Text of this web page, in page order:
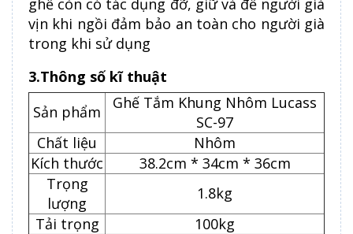
ghế còn có tác dụng đỡ, giữ và đề người già
vịn khi ngồi đảm bảo an toàn cho người già
trong khi sử dụng
3.Thông số kĩ thuật
Sản phẩm
Ghế Tắm Khung Nhôm Lucass
SC-97
Chất liệu
Nhôm
Kích thước
38.2cm * 34cm * 36cm
Trọng
lượng
1.8kg
Tải trọng
100kg